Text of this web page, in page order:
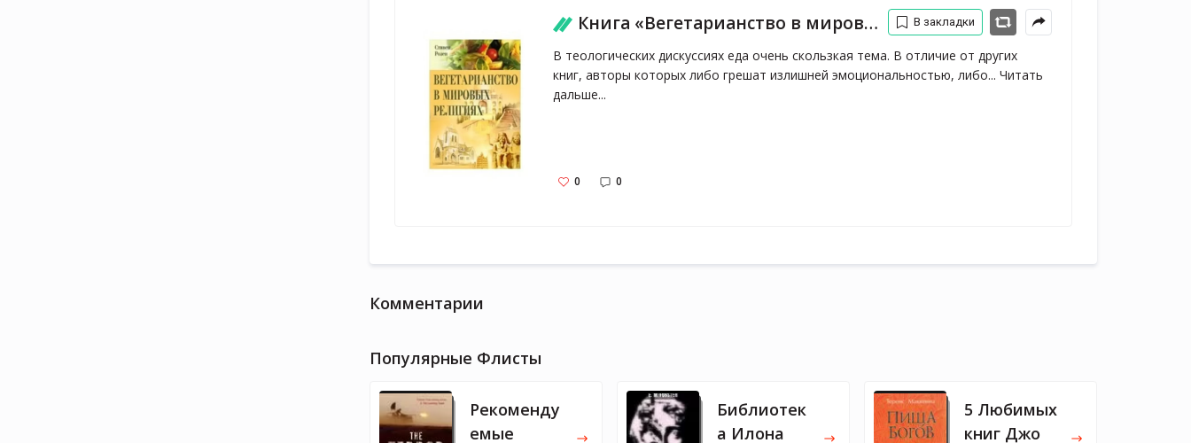
Книга «Вегетарианство в мировых религиях. Трансцендентная диета»
В теологических дискуссиях еда очень скользкая тема. В отличие от других
книг, авторы которых либо грешат излишней эмоциональностью, либо... Читать
дальше...
0 0
В закладки
Комментарии
Популярные Флисты
Рекоменду
емые
Библиотек
а Илона
5 Любимых
книг Джо